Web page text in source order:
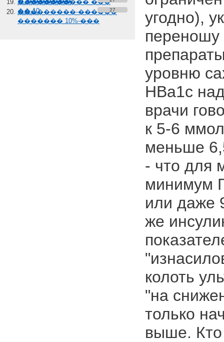
����������� ���
��-10
���������-������
������� 10%-���
27
угодно),
переношу
уровню
HBa1c
врачи
к 5-6
меньше
- что для
минимум
или даже
же
колоть
"на
только
выше.